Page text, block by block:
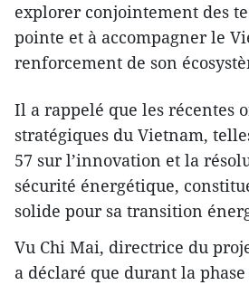
explorer conjointement des
pointe et à accompagner le
renforcement de son
Il a rappelé que les récentes
stratégiques du Vietnam,
57 sur l’innovation et la
sécurité énergétique,
solide pour sa transition
Vu Chi Mai, directrice du
a déclaré que durant la